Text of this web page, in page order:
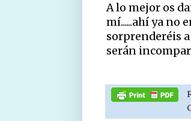
A lo mejor os
mí......ahí ya no
sorprenderéis
serán